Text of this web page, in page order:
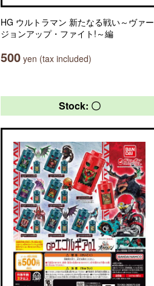
HG ウルトラマン 新たなる戦い～ヴァー
ジョンアップ・ファイト!～編
500 yen (tax included)
Stock: 〇